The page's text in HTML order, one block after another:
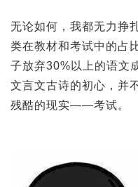
无论如何，我都无力挣
类在教材和考试中的占
子放弃30%以上的语文
文言文古诗的初心，并
残酷的现实——考试。